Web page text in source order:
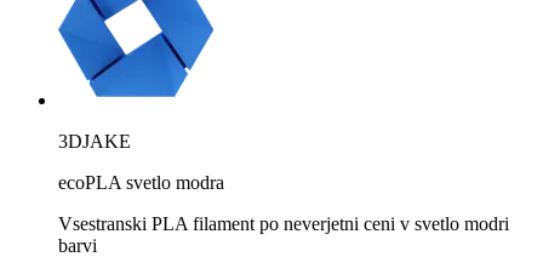
3DJAKE
ecoPLA svetlo modra
Vsestranski PLA filament po neverjetni ceni v svetlo modri
barvi